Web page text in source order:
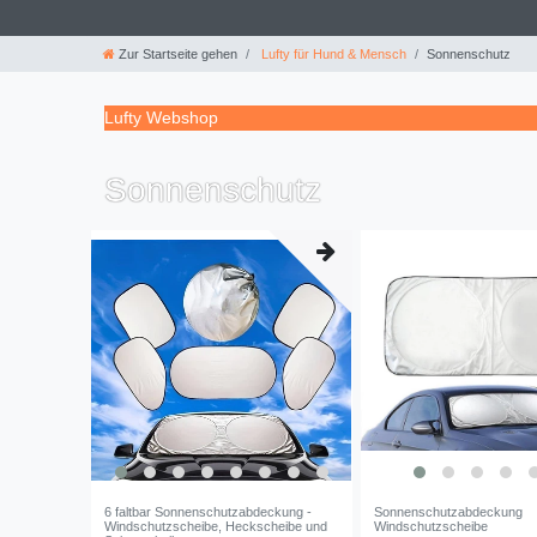
Zur Startseite gehen Lufty für Hund & Mensch Sonnenschutz
Lufty Webshop
Sonnenschutz
6 faltbar Sonnenschutzabdeckung -
Windschutzscheibe, Heckscheibe und
Sonnenschutzabdeckung
Windschutzscheibe